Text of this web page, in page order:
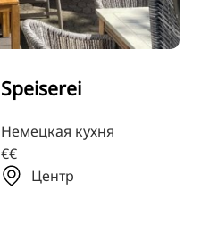
FI
ZH
Speiserei
Немецкая кухня
€€
Центр